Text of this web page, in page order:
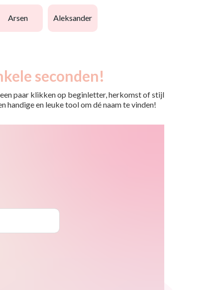
arsen aleksander
seconden!
paar klikken op beginletter, herkomst of stijl
handige en leuke tool om dé naam te vinden!